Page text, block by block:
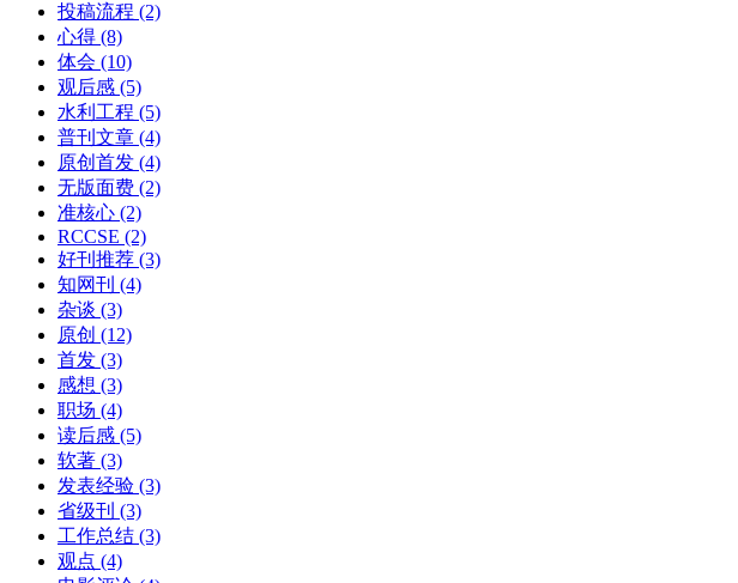
投稿流程 (2)
心得 (8)
体会 (10)
观后感 (5)
水利工程 (5)
普刊文章 (4)
原创首发 (4)
无版面费 (2)
准核心 (2)
RCCSE (2)
好刊推荐 (3)
知网刊 (4)
杂谈 (3)
原创 (12)
首发 (3)
感想 (3)
职场 (4)
读后感 (5)
软著 (3)
发表经验 (3)
省级刊 (3)
工作总结 (3)
观点 (4)